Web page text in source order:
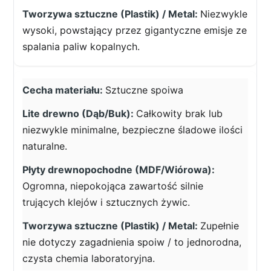
Niezwykle
wysoki, powstający przez gigantyczne emisje ze
spalania paliw kopalnych.
Sztuczne spoiwa
Całkowity brak lub
niezwykle minimalne, bezpieczne śladowe ilości
naturalne.
Ogromna, niepokojąca zawartość silnie
trujących klejów i sztucznych żywic.
Zupełnie
nie dotyczy zagadnienia spoiw / to jednorodna,
czysta chemia laboratoryjna.